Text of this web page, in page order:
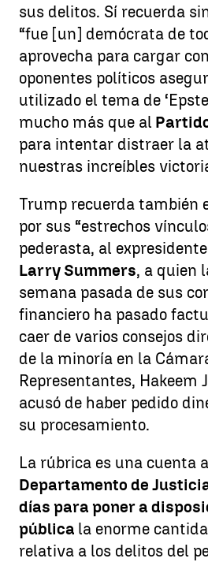
sus delitos. Sí recuerda
“fue [un] demócrata de
aprovecha para cargar
oponentes políticos
utilizado el tema de
mucho más que al
para intentar distraer la
nuestras increíbles
Trump recuerda también
por sus “estrechos
pederasta, al expresidente
Larry Summers, a quien
semana pasada de sus
financiero ha pasado
caer de varios consejos
de la minoría en la
Representantes, Hakeem
acusó de haber pedido
su procesamiento.
La rúbrica es una cuenta
Departamento de
días para poner a
pública la enorme
relativa a los delitos del